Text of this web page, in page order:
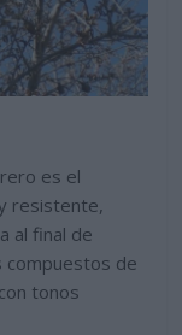
es el
resistente,
al final de
compuestos de
tonos